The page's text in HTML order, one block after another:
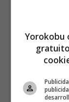
Yorokobu